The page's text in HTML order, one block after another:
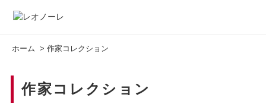
ホーム > 作家コレクション
作家コレクション